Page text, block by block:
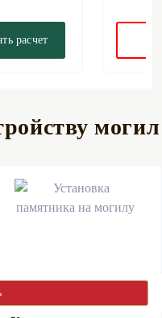
расчет
могил